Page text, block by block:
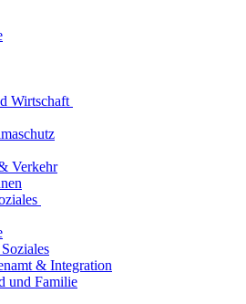
Wirtschaft
Verkehr
& Integration
und Familie